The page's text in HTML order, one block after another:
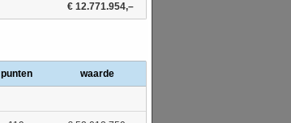
€ 12.771.954,–
punten waarde